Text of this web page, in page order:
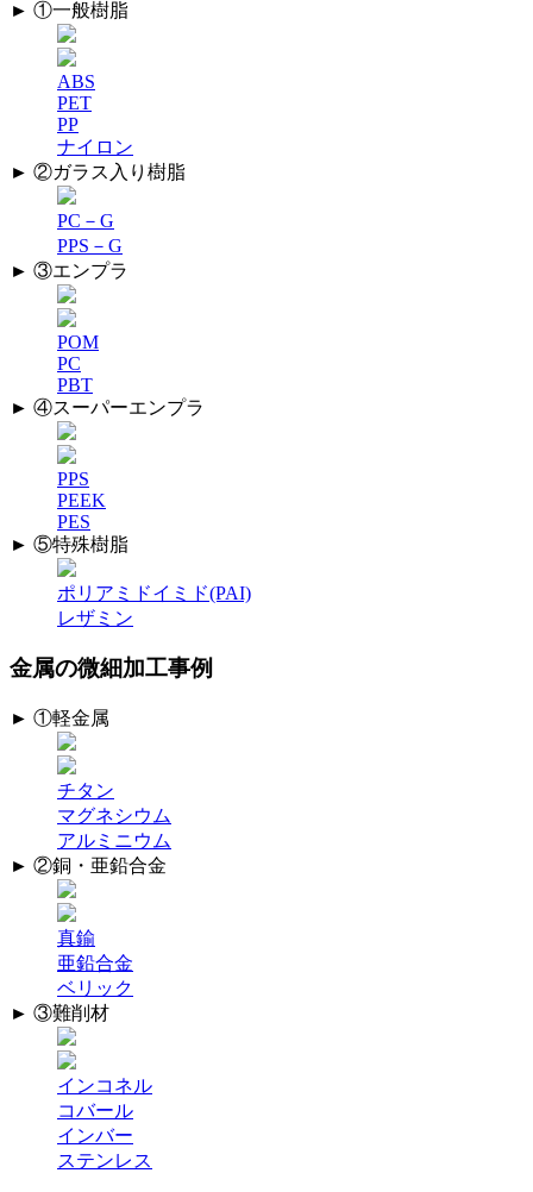
► ①一般樹脂
ABS
PET
PP
ナイロン
► ②ガラス入り樹脂
PC－G
PPS－G
► ③エンプラ
POM
PC
PBT
► ④スーパーエンプラ
PPS
PEEK
PES
► ⑤特殊樹脂
ポリアミドイミド(PAI)
レザミン
金属の微細加工事例
► ①軽金属
チタン
マグネシウム
アルミニウム
► ②銅・亜鉛合金
真鍮
亜鉛合金
ベリック
► ③難削材
インコネル
コバール
インバー
ステンレス